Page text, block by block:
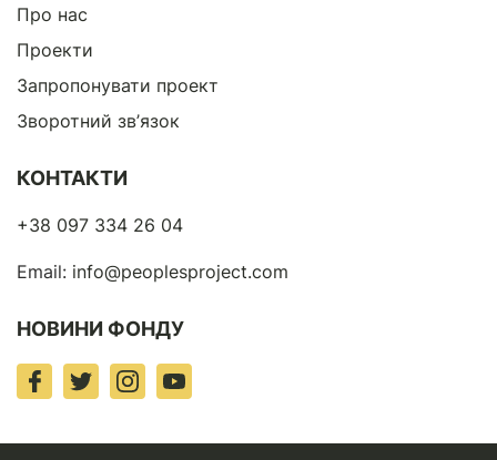
Про нас
Проекти
Запропонувати проект
Зворотний зв’язок
КОНТАКТИ
+38 097 334 26 04
Email: info@peoplesproject.com
НОВИНИ ФОНДУ